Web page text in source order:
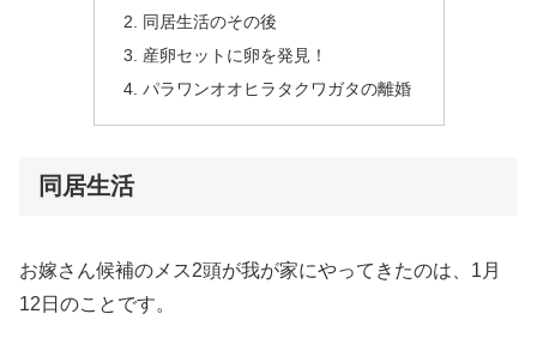
同居生活のその後
産卵セットに卵を発見！
パラワンオオヒラタクワガタの離婚
同居生活
お嫁さん候補のメス2頭が我が家にやってきたのは、1月
12日のことです。